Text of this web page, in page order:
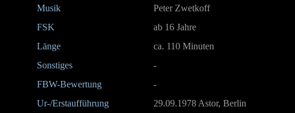
Musik
Peter Zwetkoff
FSK
ab 16 Jahre
Länge
ca. 110 Minuten
Sonstiges
-
FBW-Bewertung
-
Ur-/Erstaufführung
29.09.1978 Astor, Berlin